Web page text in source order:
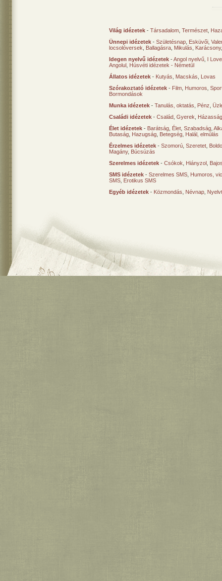
Világ idézetek - Társadalom Természet
Ünnepi idézetek - Születésnap Esküvői
locsolóversek
Ballagásra Mikulás Karácsony
Idegen nyelvű idézetek -Angol nyelvű I
Angolul Húsvéti idézetek - Németül
Állatos idézetek - Kutyás Macskás
Lovas
Szórakoztató idézetek - Film Humoros
Bormondások
Munka idézetek - Tanulás, oktatás Pénz
Családi idézetek - Család Gyerek
Élet idézetek - Barátság Élet Szabadság
Butaság Hazugság Betegség Halál, elmúlás
Érzelmes idézetek - Szomorú Szeretet
Magány, Búcsúzás
Szerelmes idézetek - Csókok Hiányzol
SMS idézetek - Szerelmes SMS Humoros,
SMS Erotikus SMS
Egyéb idézetek - Közmondás Névnap